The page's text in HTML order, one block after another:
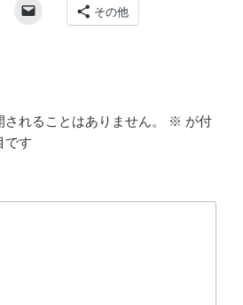
その他
れることはありません。 ※ が付
です